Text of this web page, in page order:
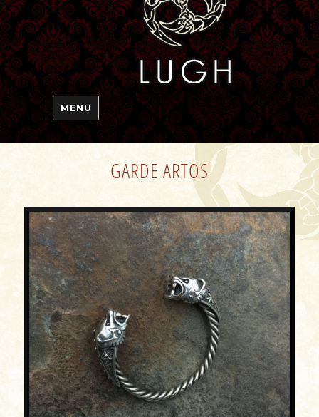
MENU
GARDE ARTOS